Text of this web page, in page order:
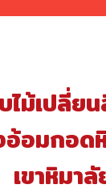
ไม้เปลี่ย
อมกอด
เขาหิมา